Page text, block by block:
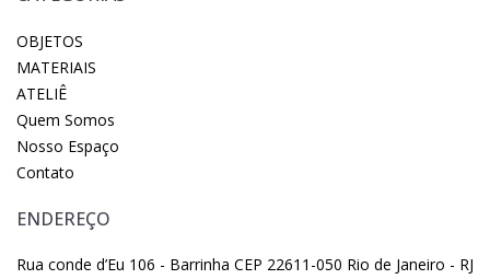
OBJETOS
MATERIAIS
ATELIÊ
Quem Somos
Nosso Espaço
Contato
ENDEREÇO
Rua conde d’Eu 106 - Barrinha CEP 22611-050 Rio de Janeiro - RJ